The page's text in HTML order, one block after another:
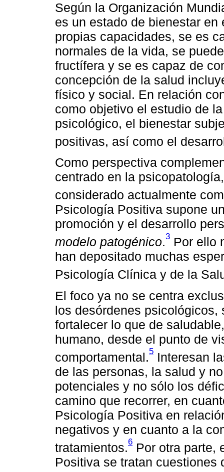
Según la Organización
es un estado de bienestar
propias capacidades, se es
normales de la vida, se
fructífera y se es capaz de
concepción de la salud
físico y social. En relación
como objetivo el estudio de
psicológico, el bienestar
positivas, así como el
Como perspectiva
centrado en la
considerado actualmente
Psicología Positiva supone
promoción y el desarrollo
modelo patogénico.3 Por ello
han depositado muchas
Psicología Clínica y de la
El foco ya no se centra
los desórdenes psicológicos,
fortalecer lo que de
humano, desde el punto de
comportamental.5 Interesan
de las personas, la salud y
potenciales y no sólo los
camino que recorrer, en
Psicología Positiva en
negativos y en cuanto a la
tratamientos.6 Por otra parte,
Positiva se tratan cuestiones